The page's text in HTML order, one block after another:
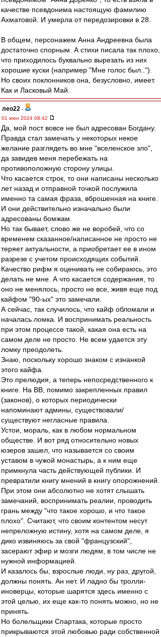
качестве псевдонима настоящую фамилию
Ахматовой. И умерла от передозировки в 28.
В общем, персонажем Анна Андреевна была
достаточно спорным. А стихи писала так плохо,
что приходилось буквально вырезать из них
хорошие куски (например "Мне голос был..").
Но своих поклонников она, безусловно, имеет.
Как и Ласковый Май.
лео22 -
01 июн 2024 08:42
Да, мой пост вовсе не был адресован Богдану.
Правда стал замечать у некоторых некое
желание разглядеть во мне "вселенское зло",
да завидев меня перебежать на
противоположную сторону улицы.
Что касается строк, то они написаны несколько
лет назад и отправной точкой послужила
именно та самая фраза, вброшенная на книге.
И они действительно изначально были
адресованы бомжам.
Но так бывает, слово же не воробей, что со
временем сказанное/написанное не просто не
теряет актуальности, а приобретает ее в ином
разрезе с учетом происходящих событий.
Качество рифм я оценивать не собираюсь, это
делать не мне. А что касается содержания, то
оно не менялось, просто не все, живя еще под
кайфом "90-ых" это замечали.
А сейчас, так случилось, что кайф обломали и
началась ломка. И воспринимать реальность
при этом процессе такой, какая она есть на
самом деле не просто. Не всем удается эту
ломку преодолеть.
Знаю, поскольку хорошо знаком с изнанкой
этого кайфа.
Это прелюдия, а теперь непосредственного к
книге. На ВВ, помимо закрепленных правил
(законов), о которых периодически
напоминают админы, существовали/
существуют негласные правила.
Устои, мораль, как в любом нормальном
обществе. И вот ряд относительно новых
юзеров зашел, что называется со своим
уставом в чужой монастырь, а к ним еще
примкнула часть действующей публики. И
превратили книгу мнений в книгу опорожнений.
При этом они абсолютно не хотят слышать
замечаний, воспринимать реалии, проводить
грань между "что такое хорошо, и что такое
плохо". Считают, что своим контентом несут
непреложную истину, хотя на самом деле, я
дико извиняюсь за свой "французский",
засерают эфир и мозги людям, в том числе не
нужной информацией.
И казалось бы, взрослые люди, ну раз, другой,
должны понять. Ан нет. И ладно бы тролли-
иноверцы, которые шарятся здесь именно с
этой целью, их еще как-то понять можно, но не
принять.
Но болельщики Спартака, которые просто
прикрываются этой любовью ради собственной